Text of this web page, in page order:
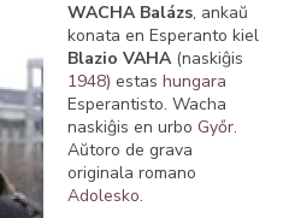
WACHA Balázs, ankaŭ
konata en Esperanto kiel
Blazio VAHA(naskiĝis
1948) estas hungara
Esperantisto. Wacha
naskiĝis en urbo Győr.
Aŭtoro de grava
originala romano
Adolesko.